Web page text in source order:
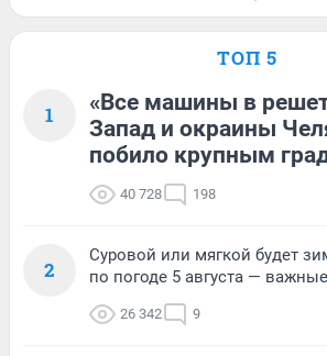
ТОП 5
1
«Все машины в
Запад и окраины
побило крупным
40 728 198
2
Суровой или мягкой будет
по погоде 5 августа —
26 342 9